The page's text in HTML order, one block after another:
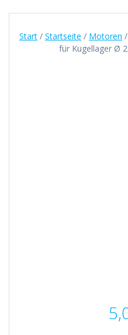
Start / Startseite / Motoren /
für Kugellager Ø